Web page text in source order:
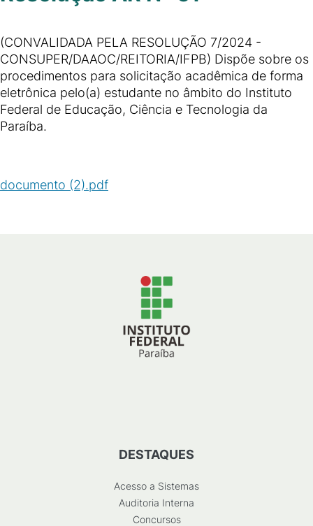
(CONVALIDADA PELA RESOLUÇÃO 7/2024 -
CONSUPER/DAAOC/REITORIA/IFPB) Dispõe sobre os
procedimentos para solicitação acadêmica de forma
eletrônica pelo(a) estudante no âmbito do Instituto
Federal de Educação, Ciência e Tecnologia da
Paraíba.
documento (2).pdf
DESTAQUES
Acesso a Sistemas
Auditoria Interna
Concursos